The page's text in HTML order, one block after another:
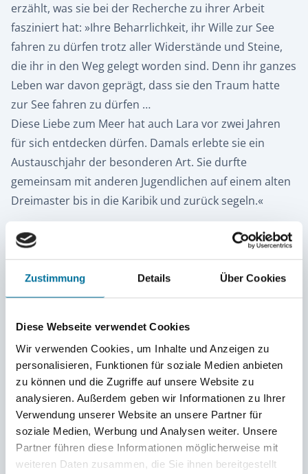
Zustimmung Details Über Cookies
Diese Webseite verwendet Cookies
Wir verwenden Cookies, um Inhalte und Anzeigen zu
personalisieren, Funktionen für soziale Medien anbieten
zu können und die Zugriffe auf unsere Website zu
analysieren. Außerdem geben wir Informationen zu Ihrer
Verwendung unserer Website an unsere Partner für
soziale Medien, Werbung und Analysen weiter. Unsere
Partner führen diese Informationen möglicherweise mit
weiteren Daten zusammen, die Sie ihnen bereitgestellt
erzählt, was sie bei der Recherche zu ihrer Arbeit
fasziniert hat: »Ihre Beharrlichkeit, ihr Wille zur See
fahren zu dürfen trotz aller Widerstände und Steine,
die ihr in den Weg gelegt worden sind. Denn ihr ganzes
Leben war davon geprägt, dass sie den Traum hatte
zur See fahren zu dürfen …
Diese Liebe zum Meer hat auch Lara vor zwei Jahren
für sich entdecken dürfen. Damals erlebte sie ein
Austauschjahr der besonderen Art. Sie durfte
gemeinsam mit anderen Jugendlichen auf einem alten
Dreimaster bis in die Karibik und zurück segeln.«
Aber schaut selbst!
Und wenn Ihr schon dabei seid, gönnt Euch auch
über die Preisverleihung am 11. November 2025 im
Schloss Bellevue – dem Sitz des Bundespräsidenten.
---
Die Hamburger 11. Klässlerin Lara Ahlers gewinnt in
der 29. Wettbewerbsrunde des
Geschichtswettbewerbs des Bundespräsidenten